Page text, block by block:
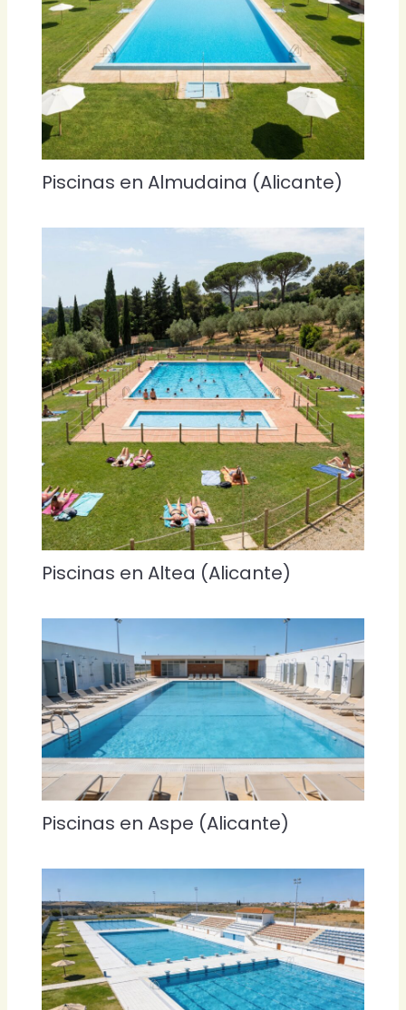
Piscinas en Almudaina (Alicante)
Piscinas en Altea (Alicante)
Piscinas en Aspe (Alicante)